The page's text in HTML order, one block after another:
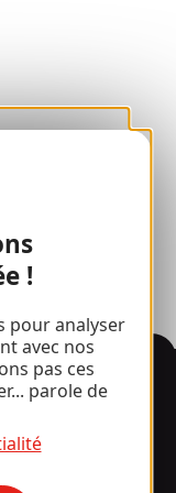
!
pour analyser
avec nos
pas ces
parole de
?